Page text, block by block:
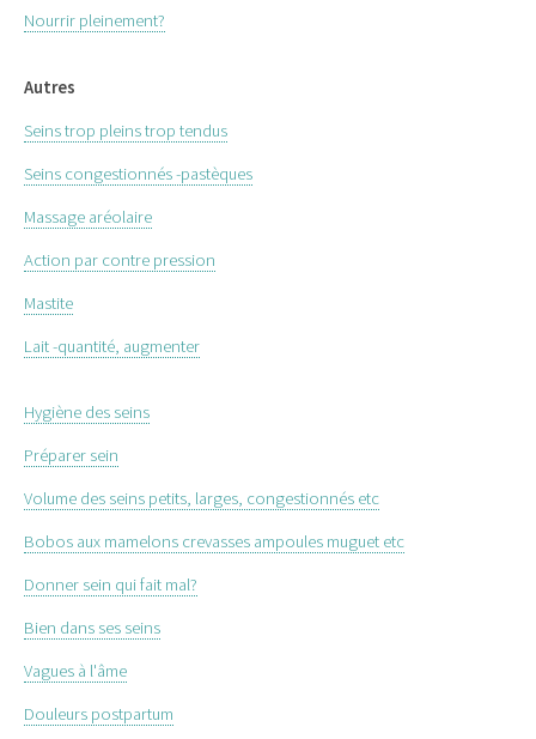
Nourrir pleinement?
Autres
Seins trop pleins trop tendus
Seins congestionnés -pastèques
Massage aréolaire
Action par contre pression
Mastite
Lait -quantité, augmenter
Hygiène des seins
Préparer sein
Volume des seins petits, larges, congestionnés etc
Bobos aux mamelons crevasses ampoules muguet etc
Donner sein qui fait mal?
Bien dans ses seins
Vagues à l'âme
Douleurs postpartum